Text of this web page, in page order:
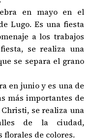
en mayo en el
Lugo. Es una fiesta
a los trabajos
se realiza una
se separa el grano
en junio y es una de
más importantes de
se realiza una
de la ciudad,
florales de colores.